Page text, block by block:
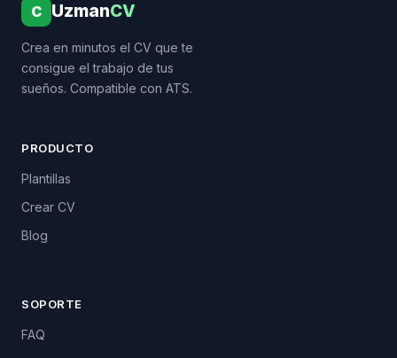
C UzmanCV
Crea en minutos el CV que te
consigue el trabajo de tus
sueños. Compatible con ATS.
PRODUCTO
Plantillas
Crear CV
Blog
SOPORTE
FAQ